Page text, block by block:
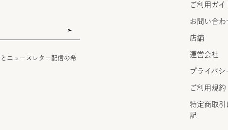
ニュースレター配信の希
ご利用ガイ
お問い合わ
店舗
運営会社
プライバシ
ご利用規約
特定商取引
記